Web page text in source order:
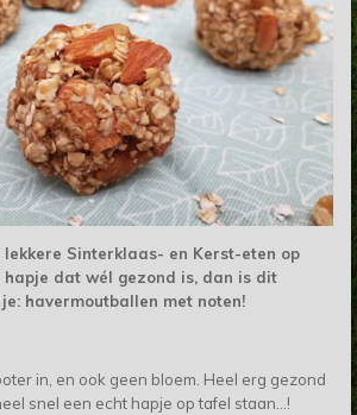
Sinterklaas- en Kerst-eten op
hapje dat wél gezond is, dan is dit
havermoutballen met noten!
in, en ook geen bloem. Heel erg gezond
snel een echt hapje op tafel staan...!